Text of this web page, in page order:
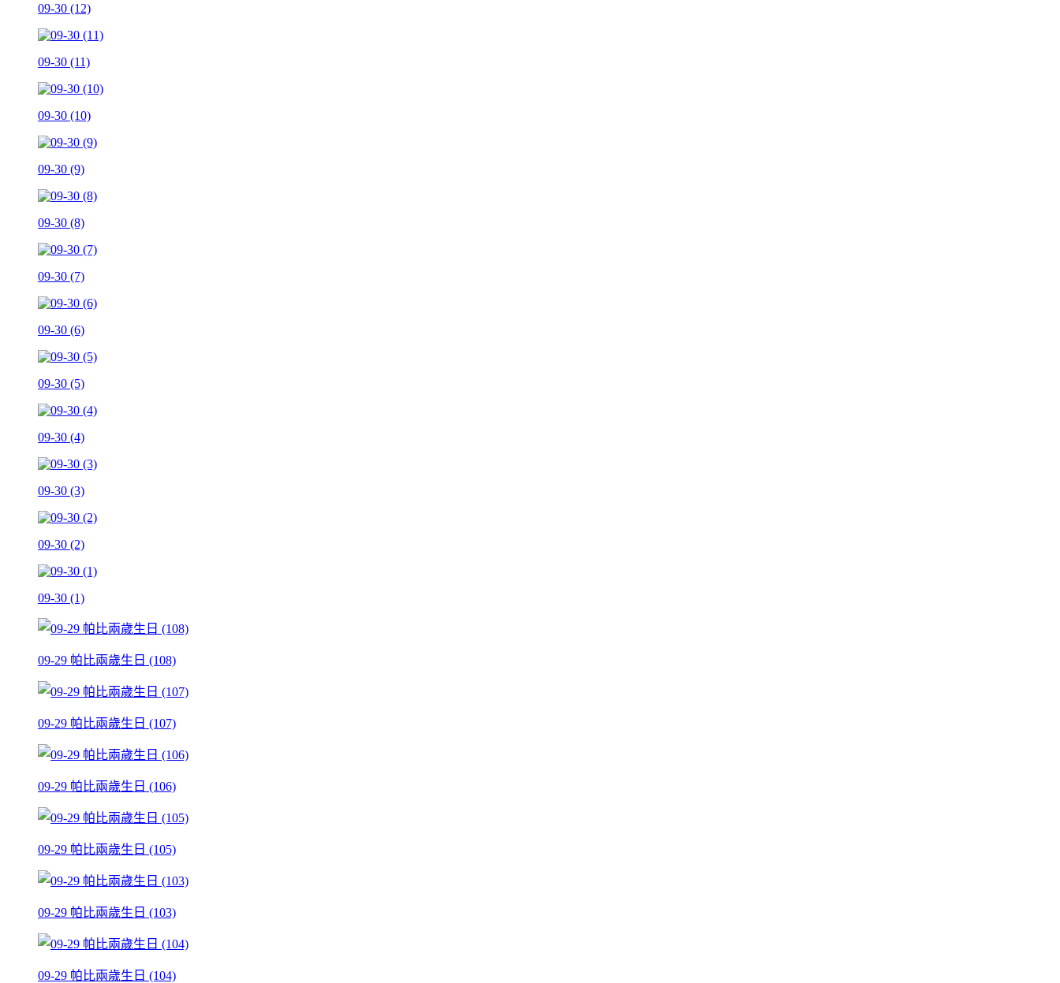
09-30 (12)
09-30 (11)
09-30 (10)
09-30 (9)
09-30 (8)
09-30 (7)
09-30 (6)
09-30 (5)
09-30 (4)
09-30 (3)
09-30 (2)
09-30 (1)
09-29 帕比兩歲生日 (108)
09-29 帕比兩歲生日 (107)
09-29 帕比兩歲生日 (106)
09-29 帕比兩歲生日 (105)
09-29 帕比兩歲生日 (103)
09-29 帕比兩歲生日 (104)